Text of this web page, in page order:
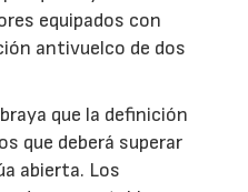
equipados con
antivuelco de dos
que la definición
que deberá superar
abierta. Los